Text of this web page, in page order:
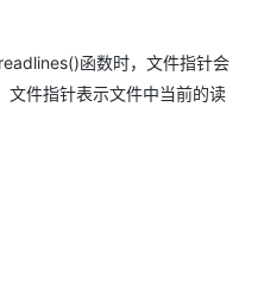
函数时，文件指针会
文件指针表示文件中当前的读